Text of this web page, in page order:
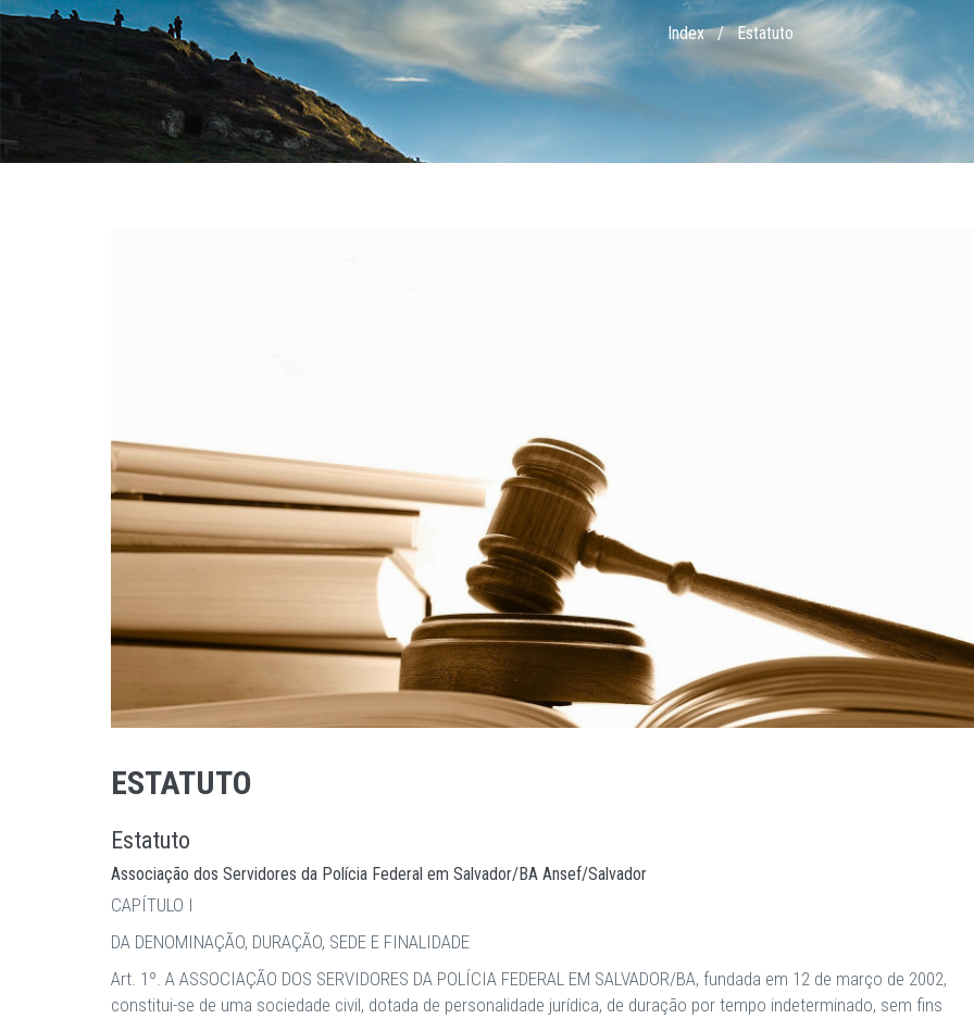
Index / Estatuto
ESTATUTO
Estatuto
Associação dos Servidores da Polícia Federal em Salvador/BA Ansef/Salvador
CAPÍTULO I
DA DENOMINAÇÃO, DURAÇÃO, SEDE E FINALIDADE
Art. 1º. A ASSOCIAÇÃO DOS SERVIDORES DA POLÍCIA FEDERAL EM SALVADOR/BA, fundada em 12 de março de 2002,
constitui-se de uma sociedade civil, dotada de personalidade jurídica, de duração por tempo indeterminado, sem fins